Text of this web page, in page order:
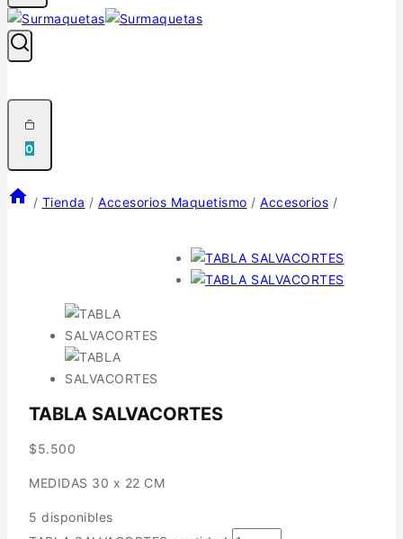
0
/ Tienda / Accesorios Maquetismo / Accesorios /
TABLA SALVACORTES
$5.500
MEDIDAS 30 x 22 CM
5 disponibles